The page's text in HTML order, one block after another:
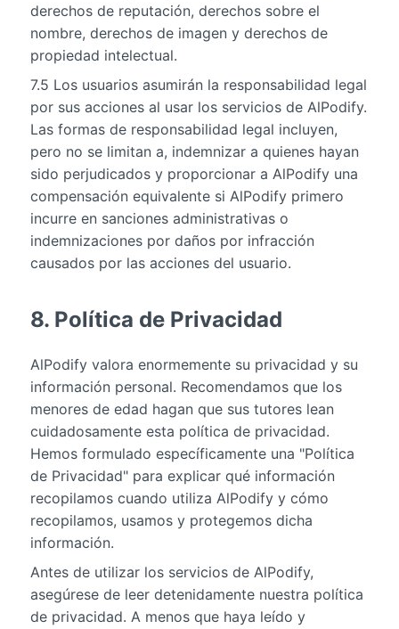
derechos de reputación, derechos sobre el
nombre, derechos de imagen y derechos de
propiedad intelectual.
7.5 Los usuarios asumirán la responsabilidad legal
por sus acciones al usar los servicios de AlPodify.
Las formas de responsabilidad legal incluyen,
pero no se limitan a, indemnizar a quienes hayan
sido perjudicados y proporcionar a AlPodify una
compensación equivalente si AlPodify primero
incurre en sanciones administrativas o
indemnizaciones por daños por infracción
causados por las acciones del usuario.
8. Política de Privacidad
AlPodify valora enormemente su privacidad y su
información personal. Recomendamos que los
menores de edad hagan que sus tutores lean
cuidadosamente esta política de privacidad.
Hemos formulado específicamente una "Política
de Privacidad" para explicar qué información
recopilamos cuando utiliza AlPodify y cómo
recopilamos, usamos y protegemos dicha
información.
Antes de utilizar los servicios de AlPodify,
asegúrese de leer detenidamente nuestra política
de privacidad. A menos que haya leído y